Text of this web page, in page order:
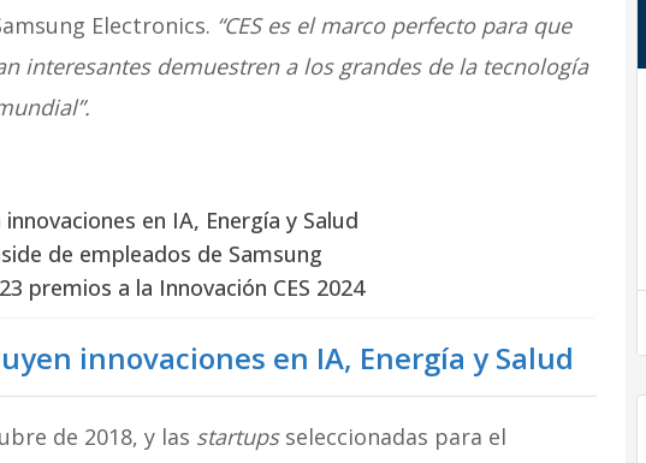
Electronics. “CES es el marco perfecto para que
interesantes demuestren a los grandes de la tecnología
en IA, Energía y Salud
de empleados de Samsung
premios a la Innovación CES 2024
innovaciones en IA, Energía y Salud
de 2018, y las startupsseleccionadas para el